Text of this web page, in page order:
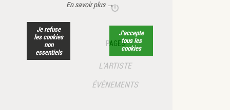
En savoir plus →
Je refuse
les cookies
non
essentiels
J’accepte
tous les
cookies
PAGES
L’ARTISTE
ÉVÈNEMENTS